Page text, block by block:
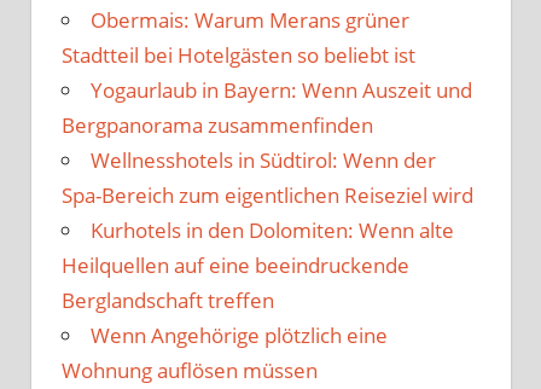
Obermais: Warum Merans grüner
Stadtteil bei Hotelgästen so beliebt ist
Yogaurlaub in Bayern: Wenn Auszeit und
Bergpanorama zusammenfinden
Wellnesshotels in Südtirol: Wenn der
Spa-Bereich zum eigentlichen Reiseziel wird
Kurhotels in den Dolomiten: Wenn alte
Heilquellen auf eine beeindruckende
Berglandschaft treffen
Wenn Angehörige plötzlich eine
Wohnung auflösen müssen